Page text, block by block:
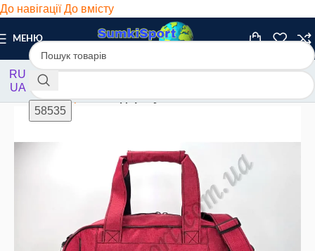
До навігаціїДо вмісту
МЕНЮ
RU
UA
Головна/ Дорожні/ В дорогу
ХІТ